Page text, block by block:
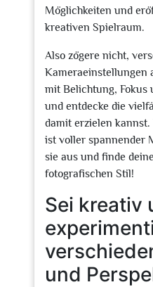
Möglichkeiten und
kreativen Spielraum.
Also zögere nicht,
Kameraeinstellungen
mit Belichtung, Fokus
und entdecke die
damit erzielen kannst.
ist voller spannender
sie aus und finde
fotografischen Stil!
Sei kreativ
und